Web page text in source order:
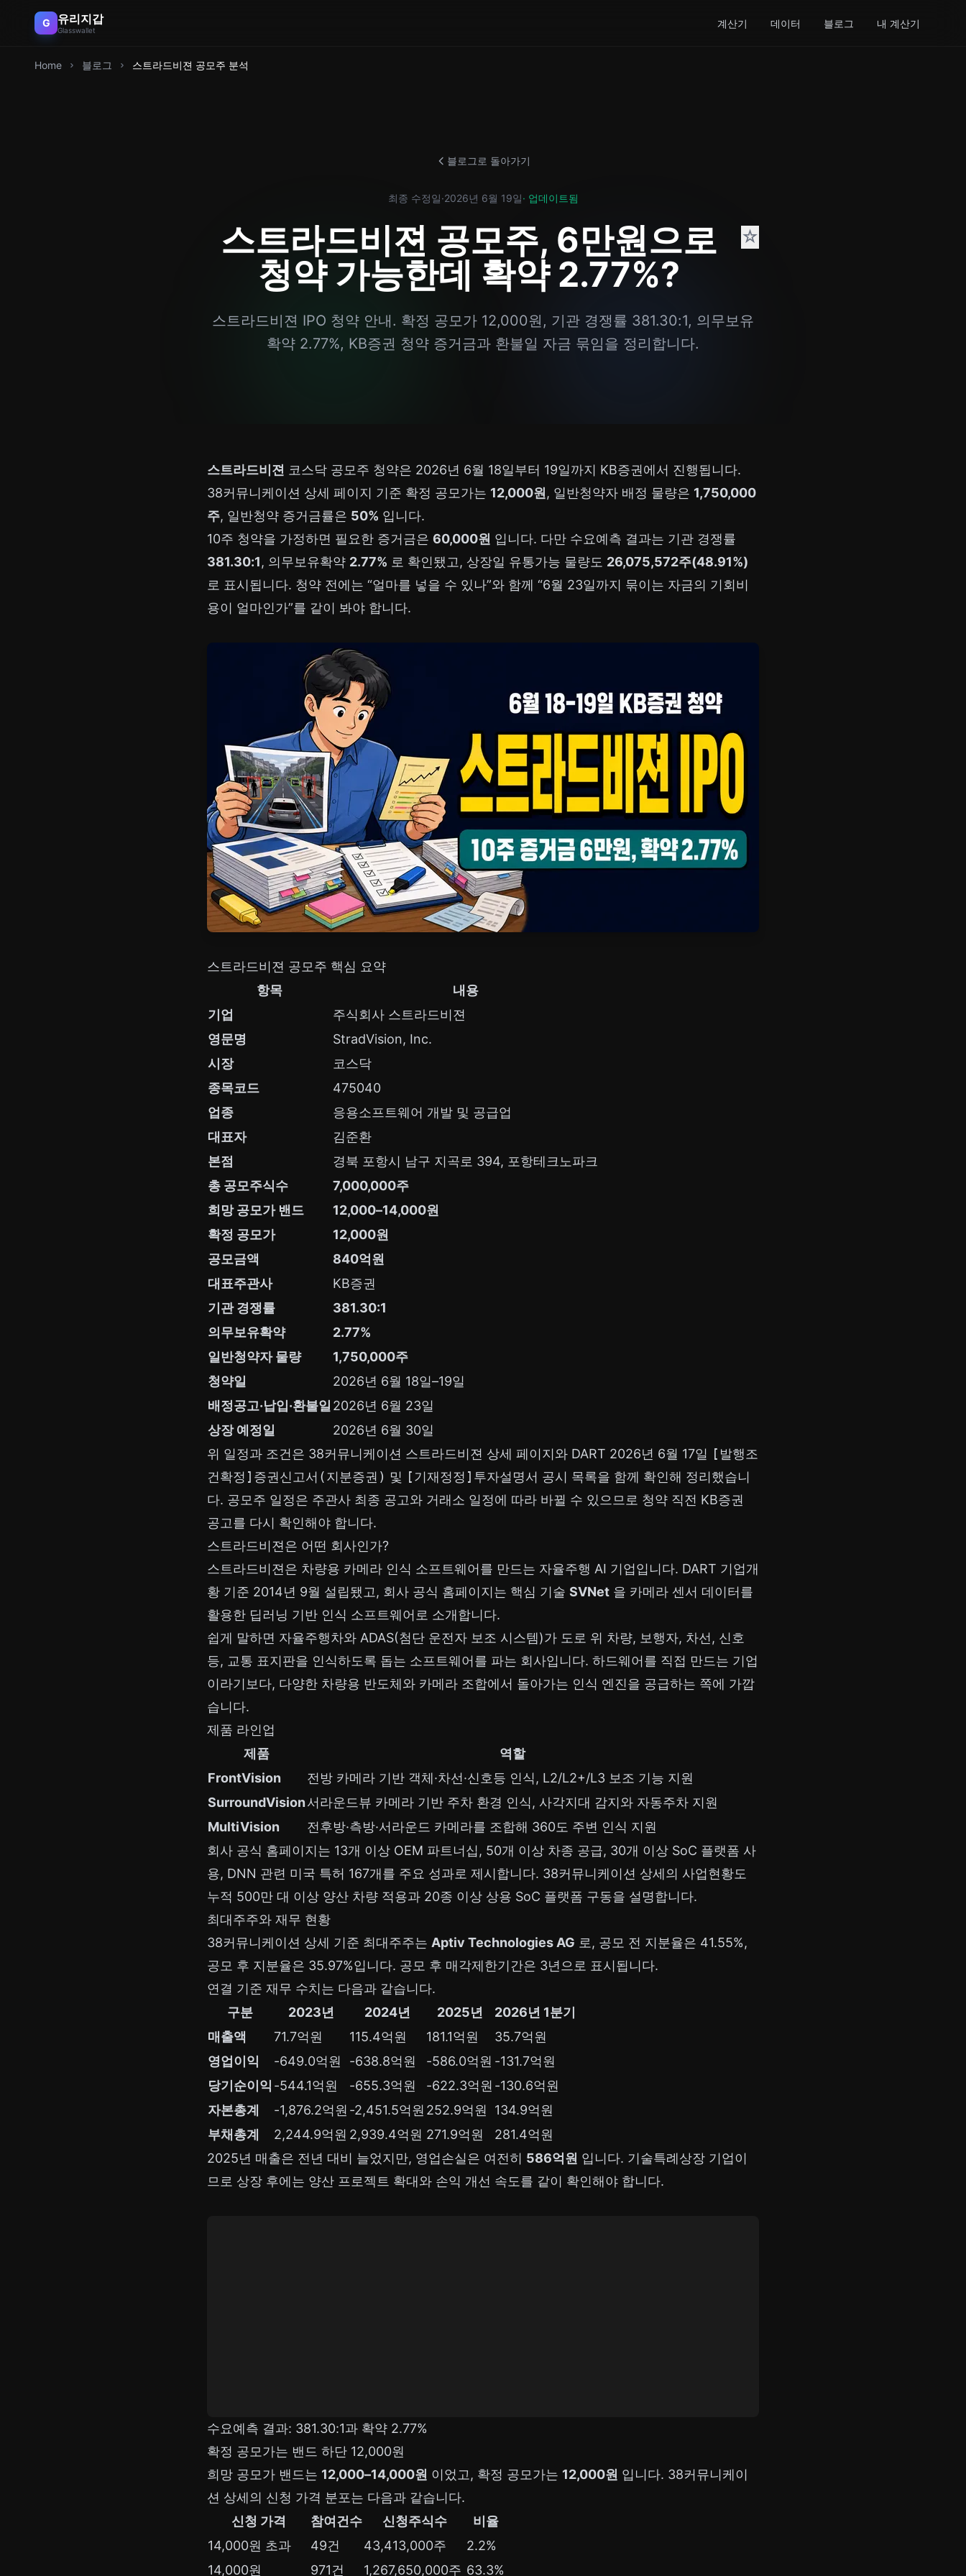
G 유리지갑
Glasswallet
계산기 데이터 블로그 내 계산기
Home 블로그 스트라드비젼 공모주 분석
블로그로 돌아가기
최종 수정일·2026년 6월 19일· 업데이트됨
스트라드비젼 공모주, 6만원으로
청약 가능한데 확약 2.77%?
☆
스트라드비젼 IPO 청약 안내. 확정 공모가 12,000원, 기관 경쟁률 381.30:1, 의무보유
확약 2.77%, KB증권 청약 증거금과 환불일 자금 묶임을 정리합니다.
스트라드비젼 코스닥 공모주 청약은 2026년 6월 18일부터 19일까지 KB증권에서 진행됩니다.
38커뮤니케이션 상세 페이지 기준 확정 공모가는 12,000원 , 일반청약자 배정 물량은 1,750,000
주, 일반청약 증거금률은 50% 입니다.
10주 청약을 가정하면 필요한 증거금은 60,000원 입니다. 다만 수요예측 결과는 기관 경쟁률
381.30:1, 의무보유확약 2.77% 로 확인됐고, 상장일 유통가능 물량도 26,075,572주(48.91%)
로 표시됩니다. 청약 전에는 “얼마를 넣을 수 있나”와 함께 “6월 23일까지 묶이는 자금의 기회비
용이 얼마인가”를 같이 봐야 합니다.
스트라드비젼 공모주 핵심 요약
항목
내용
기업
주식회사 스트라드비젼
영문명
StradVision, Inc.
시장
코스닥
종목코드
475040
업종
응용소프트웨어 개발 및 공급업
대표자
김준환
본점
경북 포항시 남구 지곡로 394, 포항테크노파크
총 공모주식수
7,000,000주
희망 공모가 밴드
12,000–14,000원
확정 공모가
12,000원
공모금액
840억원
대표주관사
KB증권
기관 경쟁률
381.30:1
의무보유확약
2.77%
일반청약자 물량
1,750,000주
청약일
2026년 6월 18일–19일
배정공고·납입·환불일 2026년 6월 23일
상장 예정일
2026년 6월 30일
위 일정과 조건은 38커뮤니케이션 스트라드비젼 상세 페이지와 DART 2026년 6월 17일
[발행조
건확정]증권신고서(지분증권) 및 [기재정정]투자설명서 공시 목록을 함께 확인해 정리했습니
다. 공모주 일정은 주관사 최종 공고와 거래소 일정에 따라 바뀔 수 있으므로 청약 직전 KB증권
공고를 다시 확인해야 합니다.
스트라드비젼은 어떤 회사인가?
스트라드비젼은 차량용 카메라 인식 소프트웨어를 만드는 자율주행 AI 기업입니다. DART 기업개
황 기준 2014년 9월 설립됐고, 회사 공식 홈페이지는 핵심 기술 SVNet 을 카메라 센서 데이터를
활용한 딥러닝 기반 인식 소프트웨어로 소개합니다.
쉽게 말하면 자율주행차와 ADAS(첨단 운전자 보조 시스템)가 도로 위 차량, 보행자, 차선, 신호
등, 교통 표지판을 인식하도록 돕는 소프트웨어를 파는 회사입니다. 하드웨어를 직접 만드는 기업
이라기보다, 다양한 차량용 반도체와 카메라 조합에서 돌아가는 인식 엔진을 공급하는 쪽에 가깝
습니다.
제품 라인업
제품
역할
FrontVision
전방 카메라 기반 객체·차선·신호등 인식, L2/L2+/L3 보조 기능 지원
SurroundVision서라운드뷰 카메라 기반 주차 환경 인식, 사각지대 감지와 자동주차 지원
MultiVision
전후방·측방·서라운드 카메라를 조합해 360도 주변 인식 지원
회사 공식 홈페이지는 13개 이상 OEM 파트너십, 50개 이상 차종 공급, 30개 이상 SoC 플랫폼 사
용, DNN 관련 미국 특허 167개를 주요 성과로 제시합니다. 38커뮤니케이션 상세의 사업현황도
누적 500만 대 이상 양산 차량 적용과 20종 이상 상용 SoC 플랫폼 구동을 설명합니다.
최대주주와 재무 현황
38커뮤니케이션 상세 기준 최대주주는 Aptiv Technologies AG 로, 공모 전 지분율은 41.55%,
공모 후 지분율은 35.97%입니다. 공모 후 매각제한기간은 3년으로 표시됩니다.
연결 기준 재무 수치는 다음과 같습니다.
구분
2023년 2024년 2025년
2026년 1분기
매출액
71.7억원 115.4억원 181.1억원
35.7억원
영업이익
-649.0억원 -638.8억원 -586.0억원 -131.7억원
당기순이익 -544.1억원 -655.3억원 -622.3억원 -130.6억원
자본총계
-1,876.2억원 -2,451.5억원 252.9억원
134.9억원
부채총계
2,244.9억원 2,939.4억원 271.9억원
281.4억원
2025년 매출은 전년 대비 늘었지만, 영업손실은 여전히 586억원 입니다. 기술특례상장 기업이
므로 상장 후에는 양산 프로젝트 확대와 손익 개선 속도를 같이 확인해야 합니다.
수요예측 결과: 381.30:1과 확약 2.77%
확정 공모가는 밴드 하단 12,000원
희망 공모가 밴드는 12,000–14,000원 이었고, 확정 공모가는 12,000원 입니다. 38커뮤니케이
션 상세의 신청 가격 분포는 다음과 같습니다.
신청 가격
참여건수 신청주식수
비율
14,000원 초과
49건 43,413,000주
2.2%
14,000원
971건 1,267,650,000주 63.3%